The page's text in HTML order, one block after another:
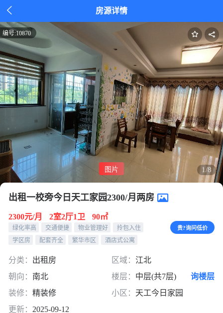
 房源详情
1/8
图片
编号:10870
出租一校旁今日天工家园2300/月两房
2300元/月 2室2厅1卫 90㎡
绿化率高 交通便捷 物业管理好
拎包入住
学区房
配套齐全 繁华市区 酒店式公寓
贵?询问低价
分类： 出租房 区域： 江北
朝向： 南北 楼层： 中层(共7层)
询楼层
装修： 精装修 小区： 天工今日家园
更新： 2025-09-12